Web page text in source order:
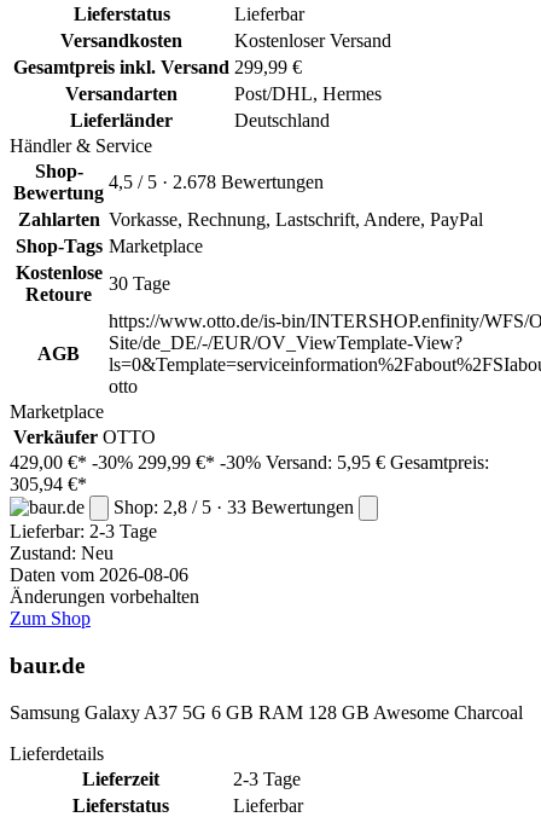
Lieferstatus
Lieferbar
Versandkosten
Kostenloser Versand
Gesamtpreis inkl. Versand 299,99 €
Versandarten
Post/DHL, Hermes
Lieferländer
Deutschland
Händler & Service
Shop-
Bewertung
4,5 / 5 · 2.678 Bewertungen
Zahlarten Vorkasse, Rechnung, Lastschrift, Andere, PayPal
Shop-Tags Marketplace
Kostenlose
Retoure
30 Tage
AGB
https://www.otto.de/is-bin/INTERSHOP.enfinity/WFS/
Site/de_DE/-/EUR/OV_ViewTemplate-View?
otto
Marketplace
Verkäufer OTTO
429,00 €* -30% 299,99 €* -30% Versand: 5,95 € Gesamtpreis:
305,94 €*
Shop: 2,8 / 5 · 33 Bewertungen
Lieferbar: 2-3 Tage
Zustand: Neu
Daten vom 2026-08-06
Änderungen vorbehalten
Zum Shop
baur.de
Samsung Galaxy A37 5G 6 GB RAM 128 GB Awesome Charcoal
Lieferdetails
Lieferzeit
2-3 Tage
Lieferstatus
Lieferbar